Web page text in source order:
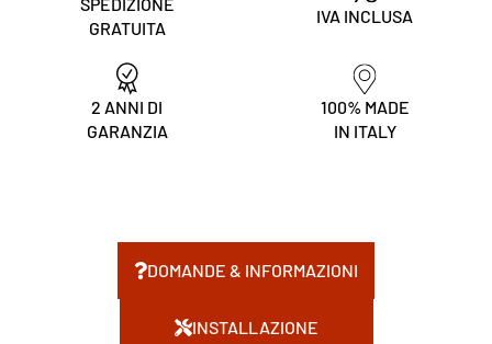
GRATUITA
IVA INCLUSA
2 ANNI DI
GARANZIA
100% MADE
IN ITALY
DOMANDE & INFORMAZIONI
INSTALLAZIONE